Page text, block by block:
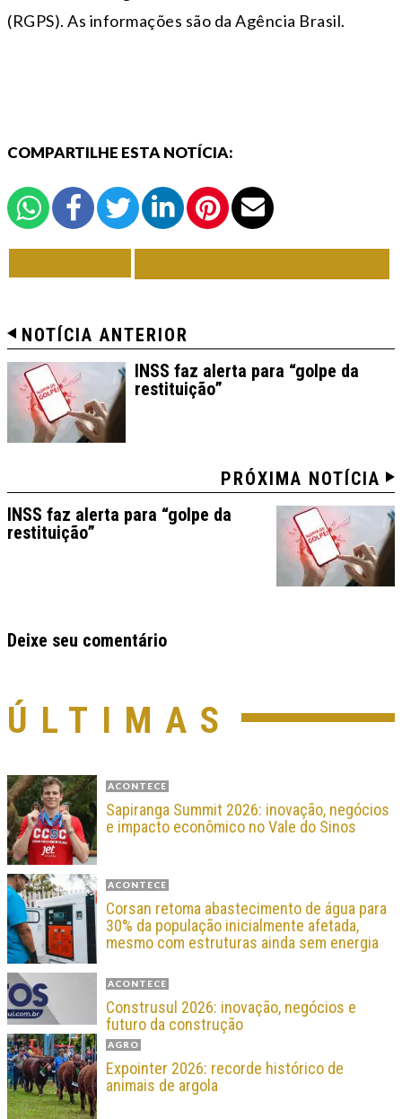
(RGPS). As informações são da Agência Brasil.
COMPARTILHE ESTA NOTÍCIA:
NOTÍCIA ANTERIOR
INSS faz alerta para “golpe da
restituição”
PRÓXIMA NOTÍCIA
INSS faz alerta para “golpe da
restituição”
Deixe seu comentário
ÚLTIMAS
ACONTECE
Sapiranga Summit 2026: inovação, negócios
e impacto econômico no Vale do Sinos
ACONTECE
Corsan retoma abastecimento de água para
30% da população inicialmente afetada,
mesmo com estruturas ainda sem energia
ACONTECE
Construsul 2026: inovação, negócios e
futuro da construção
AGRO
Expointer 2026: recorde histórico de
animais de argola